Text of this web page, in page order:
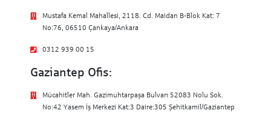
Mustafa Kemal Mahallesi, 2118. Cd. Maidan B-Blok Kat: 7
No:76, 06510 Çankaya/Ankara
0312 939 00 15
Gaziantep Ofis:
Mücahitler Mah. Gazimuhtarpaşa Bulvarı 52083 Nolu Sok.
No:42 Yasem İş Merkezi Kat:3 Daire:305 Şehitkamil/Gaziantep